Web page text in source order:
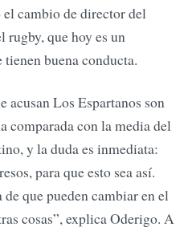
cambio de director del
rugby, que hoy es un
buena conducta.
acusan Los Espartanos son
comparada con la media del
y la duda es inmediata:
para que esto sea así.
que pueden cambiar en el
cosas”, explica Oderigo. A